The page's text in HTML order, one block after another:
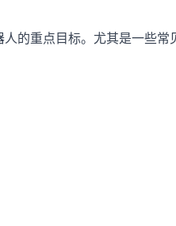
的重点目标。尤其是一些常